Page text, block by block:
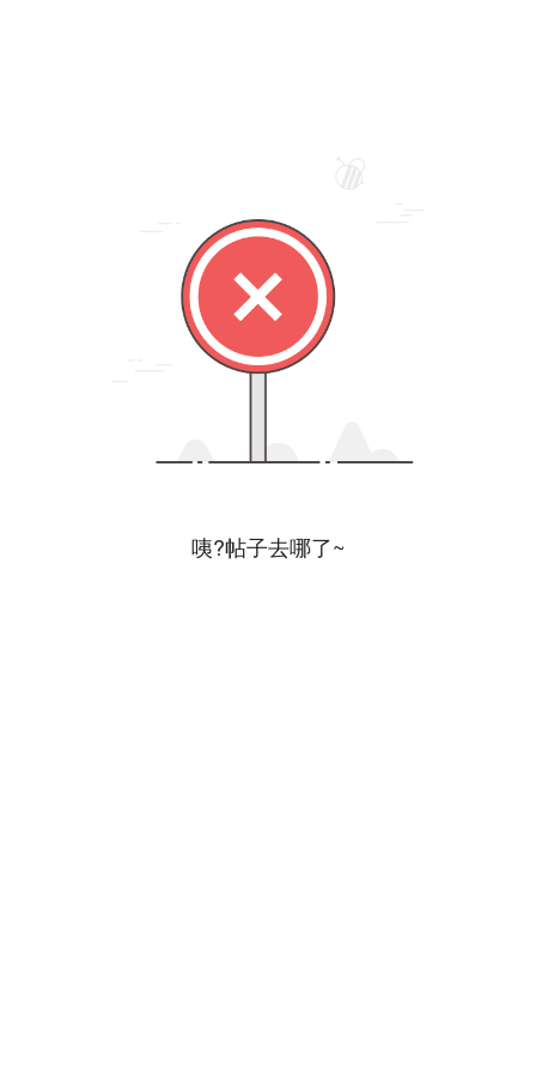
咦?帖子去哪了~